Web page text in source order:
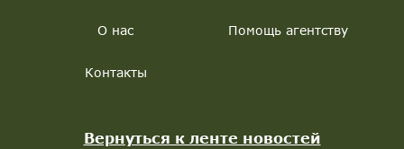
О нас Помощь агентству
Контакты
Вернуться к ленте новостей